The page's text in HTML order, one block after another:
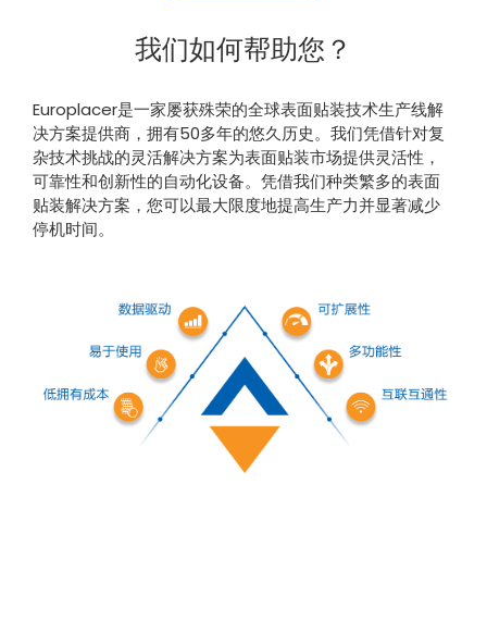
我们如何帮助您？
Europlacer是一家屡获殊荣的全球表面贴装技术生产线解
决方案提供商，拥有50多年的悠久历史。我们凭借针对复
杂技术挑战的灵活解决方案为表面贴装市场提供灵活性，
可靠性和创新性的自动化设备。 凭借我们种类繁多的表面
贴装解决方案，您可以最大限度地提高生产力并显著减少
停机时间。